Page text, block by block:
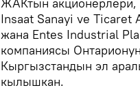
Insaat Sanayi ve Ticaret
жана Entes Industrial
компаниясы
Кыргызстандын эл
кылышкан.